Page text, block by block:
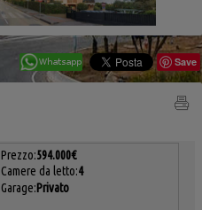
Save
Prezzo:594.000€
Camere da letto:4
Garage:Privato